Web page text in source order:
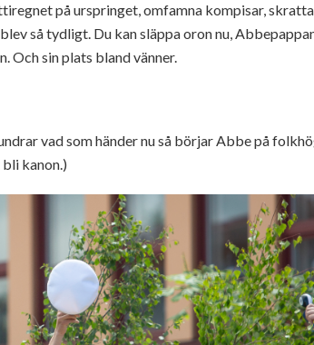
på urspringet, omfamna kompisar,
så tydligt. Du kan släppa oron nu,
Och sin plats bland vänner.
vad som händer nu så börjar Abbe på
kanon.)